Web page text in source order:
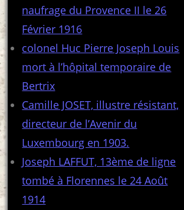
naufrage du Provence II le 26
Février 1916
colonel Huc Pierre Joseph Louis
mort à l’hôpital temporaire de
Bertrix
Camille JOSET, illustre résistant,
directeur de l’Avenir du
Luxembourg en 1903.
Joseph LAFFUT, 13ème de ligne
tombé à Florennes le 24 Août
1914